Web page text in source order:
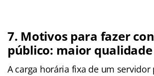
7. Motivos para fazer
público: maior
A carga horária fixa de um